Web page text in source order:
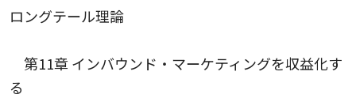
ロングテール理論
第11章 インバウンド・マーケティングを収益化す
る